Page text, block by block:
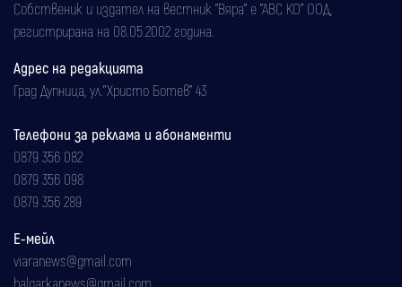
Собственик и издател на вестник "Вяра" е "АВС КО" ООД,
регистрирана на 08.05.2002 година.
Адрес на редакцията
Град Дупница, ул.''Христо Ботев" 43
Телефони за реклама и абонаменти
0879 356 082
0879 356 098
0879 356 289
Е-мейл
viaranews@gmail.com
balgarkanews@gmail.com